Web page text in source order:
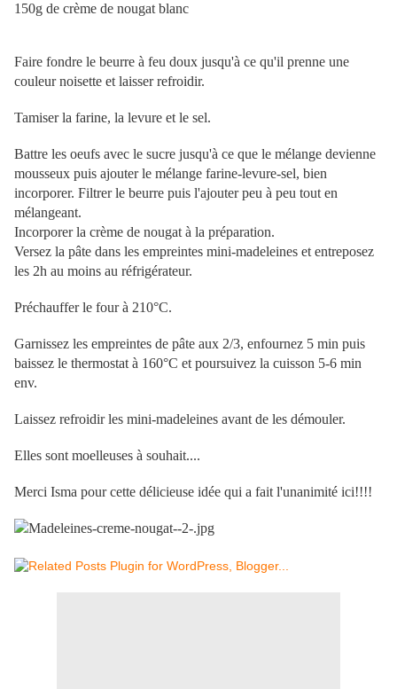
150g de crème de nougat blanc
Faire fondre le beurre à feu doux jusqu'à ce qu'il prenne une
couleur noisette et laisser refroidir.
Tamiser la farine, la levure et le sel.
Battre les oeufs avec le sucre jusqu'à ce que le mélange devienne
mousseux puis ajouter le mélange farine-levure-sel, bien
incorporer. Filtrer le beurre puis l'ajouter peu à peu tout en
mélangeant.
Incorporer la crème de nougat à la préparation.
Versez la pâte dans les empreintes mini-madeleines et entreposez
les 2h au moins au réfrigérateur.
Préchauffer le four à 210°C.
Garnissez les empreintes de pâte aux 2/3, enfournez 5 min puis
baissez le thermostat à 160°C et poursuivez la cuisson 5-6 min
env.
Laissez refroidir les mini-madeleines avant de les démouler.
Elles sont moelleuses à souhait....
Merci Isma pour cette délicieuse idée qui a fait l'unanimité ici!!!!